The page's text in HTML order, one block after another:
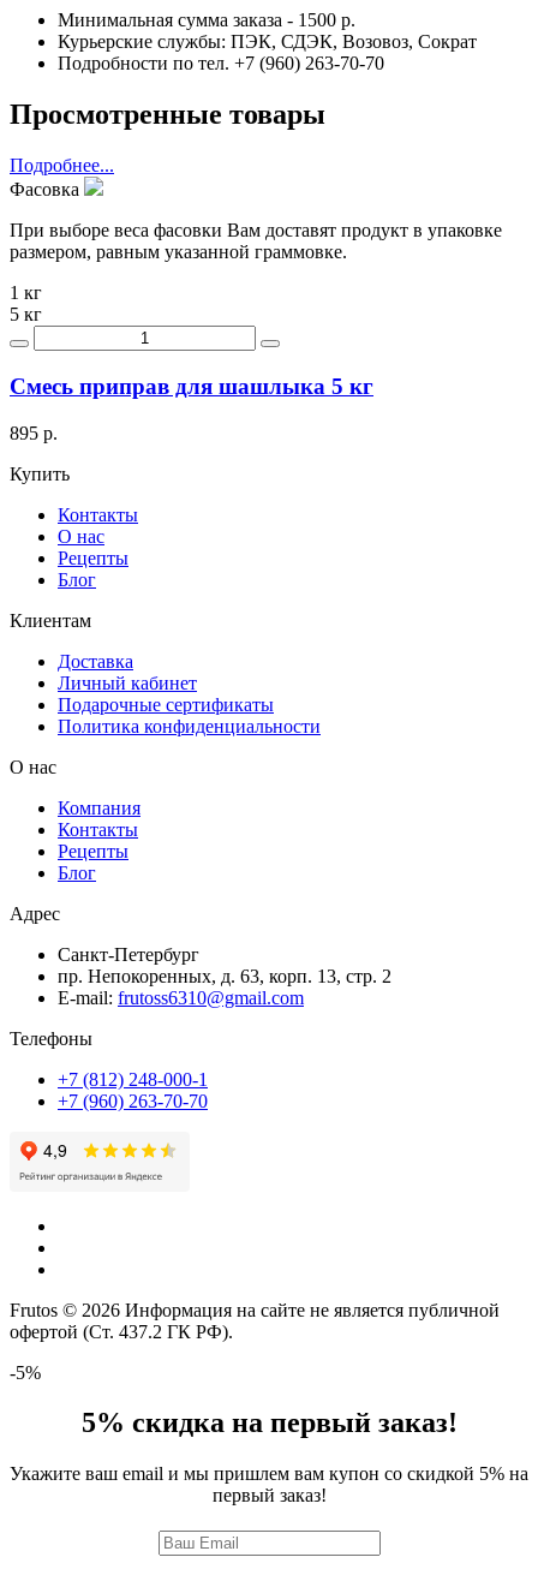
Минимальная сумма заказа - 1500 р.
Курьерские службы: ПЭК, СДЭК, Возовоз, Сократ
Подробности по тел. +7 (960) 263-70-70
Просмотренные товары
Подробнее...
Фасовка
При выборе веса фасовки Вам доставят продукт в упаковке
размером, равным указанной граммовке.
1 кг
5 кг
Смесь приправ для шашлыка 5 кг
895 р.
Купить
Контакты
О нас
Рецепты
Блог
Клиентам
Доставка
Личный кабинет
Подарочные сертификаты
Политика конфиденциальности
О нас
Компания
Контакты
Рецепты
Блог
Адрес
Санкт-Петербург
пр. Непокоренных, д. 63, корп. 13, стр. 2
E-mail: frutoss6310@gmail.com
Телефоны
+7 (812) 248-000-1
+7 (960) 263-70-70
Frutos © 2026 Информация на сайте не является публичной
офертой (Ст. 437.2 ГК РФ).
-5%
5% скидка на первый заказ!
Укажите ваш email и мы пришлем вам купон со скидкой 5% на
первый заказ!